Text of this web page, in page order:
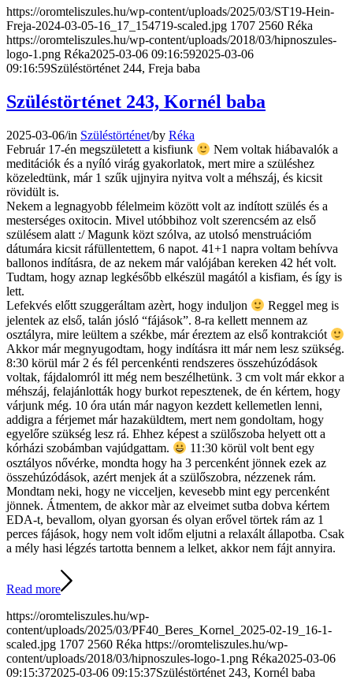
https://oromteliszules.hu/wp-content/uploads/2025/03/ST19-Hein-
Freja-2024-03-05-16_17_154719-scaled.jpg 1707 2560 Réka
https://oromteliszules.hu/wp-content/uploads/2018/03/hipnoszules-
logo-1.png Réka2025-03-06 09:16:592025-03-06
09:16:59Szüléstörténet 244, Freja baba
Szüléstörténet 243, Kornél baba
2025-03-06/in Szüléstörténet/by Réka
Február 17-én megszületett a kisfiunk
Nem voltak hiábavalók a
meditációk és a nyíló virág gyakorlatok, mert mire a szüléshez
közeledtünk, már 1 szűk ujjnyira nyitva volt a méhszáj, és kicsit
rövidült is.
Nekem a legnagyobb félelmeim között volt az indított szülés és a
mesterséges oxitocin. Mivel utóbbihoz volt szerencsém az első
szülésem alatt :/ Magunk közt szólva, az utolsó menstruációm
dátumára kicsit ráfüllentettem, 6 napot. 41+1 napra voltam behívva
ballonos indításra, de az nekem már valójában kereken 42 hét volt.
Tudtam, hogy aznap legkésőbb elkészül magától a kisfiam, és így is
lett.
Lefekvés előtt szuggeráltam azèrt, hogy induljon
Reggel meg is
jelentek az első, talán jósló “fájások”. 8-ra kellett mennem az
osztályra, mire leültem a székbe, már éreztem az első kontrakciót
Akkor már megnyugodtam, hogy indításra itt már nem lesz szükség.
8:30 körül már 2 és fél percenkénti rendszeres összehúzódások
voltak, fájdalomról itt még nem beszélhetünk. 3 cm volt már ekkor a
méhszáj, felajánlották hogy burkot repesztenek, de én kértem, hogy
várjunk még. 10 óra után már nagyon kezdett kellemetlen lenni,
addigra a férjemet már hazaküldtem, mert nem gondoltam, hogy
egyelőre szükség lesz rá. Ehhez képest a szülőszoba helyett ott a
kórházi szobámban vajúdgattam.
11:30 körül volt bent egy
osztályos nővérke, mondta hogy ha 3 percenként jönnek ezek az
összehúzódások, azért menjek át a szülőszobra, nézzenek rám.
Mondtam neki, hogy ne vicceljen, kevesebb mint egy percenként
jönnek. Átmentem, de akkor màr az elveimet sutba dobva kértem
EDA-t, bevallom, olyan gyorsan és olyan erővel törtek rám az 1
perces fájások, hogy nem volt időm eljutni a relaxált állapotba. Csak
a mély hasi légzés tartotta bennem a lelket, akkor nem fájt annyira.
Read more
https://oromteliszules.hu/wp-
content/uploads/2025/03/PF40_Beres_Kornel_2025-02-19_16-1-
scaled.jpg 1707 2560 Réka https://oromteliszules.hu/wp-
content/uploads/2018/03/hipnoszules-logo-1.png Réka2025-03-06
09:15:372025-03-06 09:15:37Szüléstörténet 243, Kornél baba